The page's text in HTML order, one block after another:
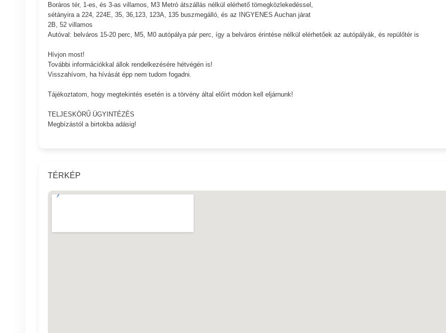
Boráros tér, 1-es, és 3-as villamos, M3 Metró átszállás nélkül elérhető tömegközlekedéssel,
sétányira a 224, 224E, 35, 36,123, 123A, 135 buszmegálló, és az INGYENES Auchan járat
2B, 52 villamos
Autóval: belváros 15-20 perc, M5, M0 autópálya pár perc, így a belváros érintése nélkül elérhetőek az autópályák, és repülőtér is
Hívjon most!
További információkkal állok rendelkezésére hétvégén is!
Visszahívom, ha hívását épp nem tudom fogadni.
Tájékoztatom, hogy megtekintés esetén is a törvény által előírt módon kell eljárnunk!
TELJESKÖRŰ ÜGYINTÉZÉS
Megbízástól a birtokba adásig!
TÉRKÉP